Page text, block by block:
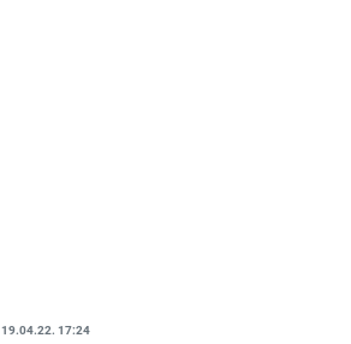
19.04.22. 17:24